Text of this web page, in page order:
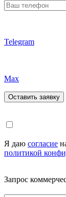
Telegram
Max
Я даю согласие
политикой
Запрос